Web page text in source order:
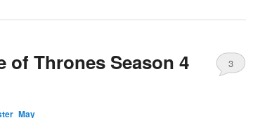
of Thrones Season 4
3